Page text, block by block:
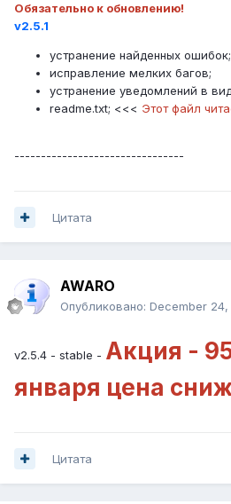
Обязательно к обновлению!
v2.5.1
устранение найденных ошибок;
исправление мелких багов;
устранение уведомлений в
readme.txt; <<< Этот файл
--------------------------------
Цитата
AWARO
Опубликовано: December 24,
v2.5.4 - stable - Акция -
января цена
Цитата